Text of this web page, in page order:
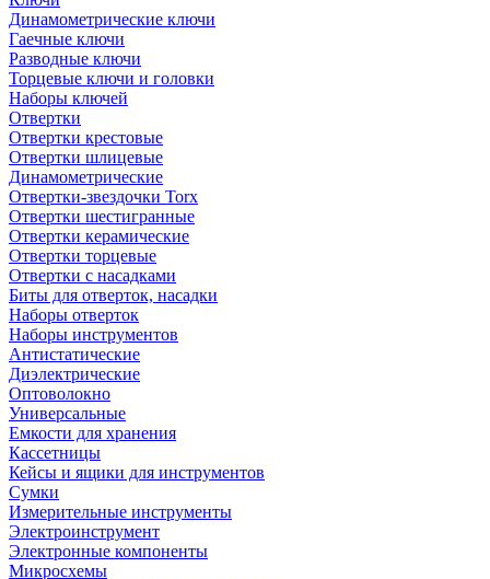
Динамометрические ключи
Гаечные ключи
Разводные ключи
Торцевые ключи и головки
Наборы ключей
Отвертки
Отвертки крестовые
Отвертки шлицевые
Динамометрические
Отвертки-звездочки Torx
Отвертки шестигранные
Отвертки керамические
Отвертки торцевые
Отвертки с насадками
Биты для отверток, насадки
Наборы отверток
Наборы инструментов
Антистатические
Диэлектрические
Оптоволокно
Универсальные
Емкости для хранения
Кассетницы
Кейсы и ящики для инструментов
Сумки
Измерительные инструменты
Электроинструмент
Электронные компоненты
Микросхемы